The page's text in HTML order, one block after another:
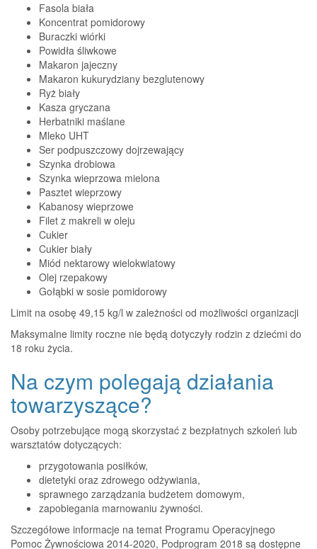
Fasola biała
Koncentrat pomidorowy
Buraczki wiórki
Powidła śliwkowe
Makaron jajeczny
Makaron kukurydziany bezglutenowy
Ryż biały
Kasza gryczana
Herbatniki maślane
Mleko UHT
Ser podpuszczowy dojrzewający
Szynka drobiowa
Szynka wieprzowa mielona
Pasztet wieprzowy
Kabanosy wieprzowe
Filet z makreli w oleju
Cukier
Cukier biały
Miód nektarowy wielokwiatowy
Olej rzepakowy
Gołąbki w sosie pomidorowy
Limit na osobę 49,15 kg/l w zależności od możliwości organizacji
Maksymalne limity roczne nie będą dotyczyły rodzin z dziećmi do
18 roku życia.
Na czym polegają działania
towarzyszące?
Osoby potrzebujące mogą skorzystać z bezpłatnych szkoleń lub
warsztatów dotyczących:
przygotowania posiłków,
dietetyki oraz zdrowego odżywiania,
sprawnego zarządzania budżetem domowym,
zapobiegania marnowaniu żywności.
Szczegółowe informacje na temat Programu Operacyjnego
Pomoc Żywnościowa 2014-2020, Podprogram 2018 są dostępne